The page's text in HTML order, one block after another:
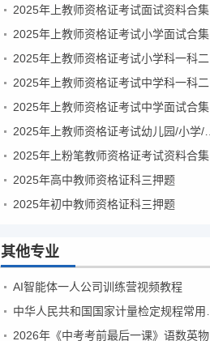
2025年上教师资格证考试面试资料合集
2025年上教师资格证考试小学面试合集
2025年上教师资格证考试中学面试合集
2025年上粉笔教师资格证考试资料合集
2025年高中教师资格证科三押题
2025年初中教师资格证科三押题
其他专业
AI智能体一人公司训练营视频教程